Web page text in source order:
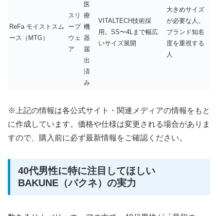
ReFa モイストスム
ース（MTG）
スリ
ープ
ウェ
ア
医
療
機
器
届
出
済
み
VITALTECH技術採
用。SS〜4Lまで幅広
いサイズ展開
大きめサイズ
が必要な人。
ブランド知名
度を重視する
人
※上記の情報は各公式サイト・関連メディアの情報をもと
に作成しています。価格や仕様は変更される場合がありま
すので、購入前に必ず最新情報をご確認ください。
40代男性に特に注目してほしい
BAKUNE（バクネ）の実力